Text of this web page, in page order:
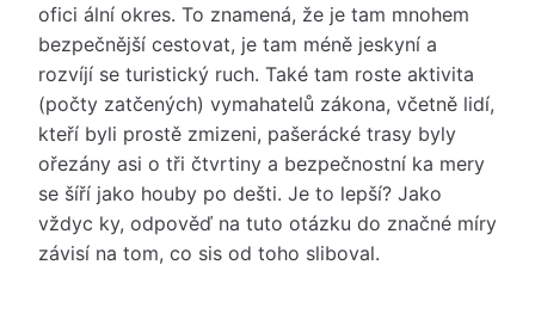
ofici ální okres. To znamená, že je tam mnohem
bezpečnější cestovat, je tam méně jeskyní a
rozvíjí se turistický ruch. Také tam roste aktivita
(počty zatčených) vymahatelů zákona, včetně lidí,
kteří byli prostě zmizeni, pašerácké trasy byly
ořezány asi o tři čtvrtiny a bezpečnostní ka mery
se šíří jako houby po dešti. Je to lepší? Jako
vždyc ky, odpověď na tuto otázku do značné míry
závisí na tom, co sis od toho sliboval.